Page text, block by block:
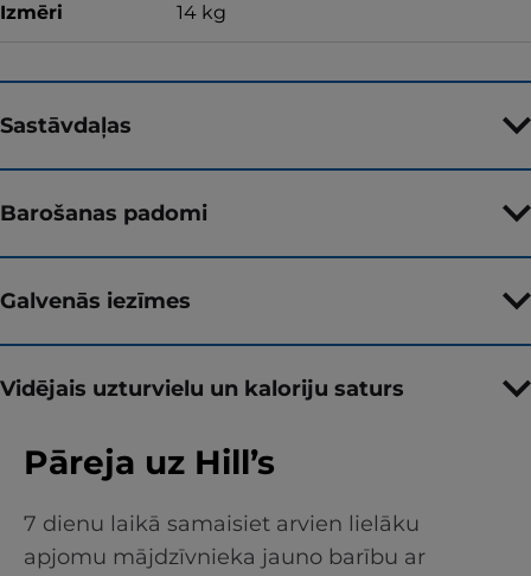
Izmēri 14 kg
Sastāvdaļas
Barošanas padomi
Galvenās iezīmes
Vidējais uzturvielu un kaloriju saturs
Pāreja uz Hill’s
7 dienu laikā samaisiet arvien lielāku
apjomu mājdzīvnieka jauno barību ar